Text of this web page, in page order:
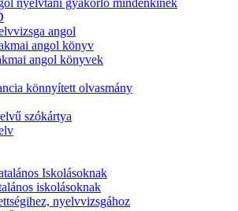
nyelvtani gyakorló mindenkinek
angol
angol könyv
angol könyvek
könnyített olvasmány
szókártya
Iskolásoknak
iskolásoknak
nyelvvizsgához